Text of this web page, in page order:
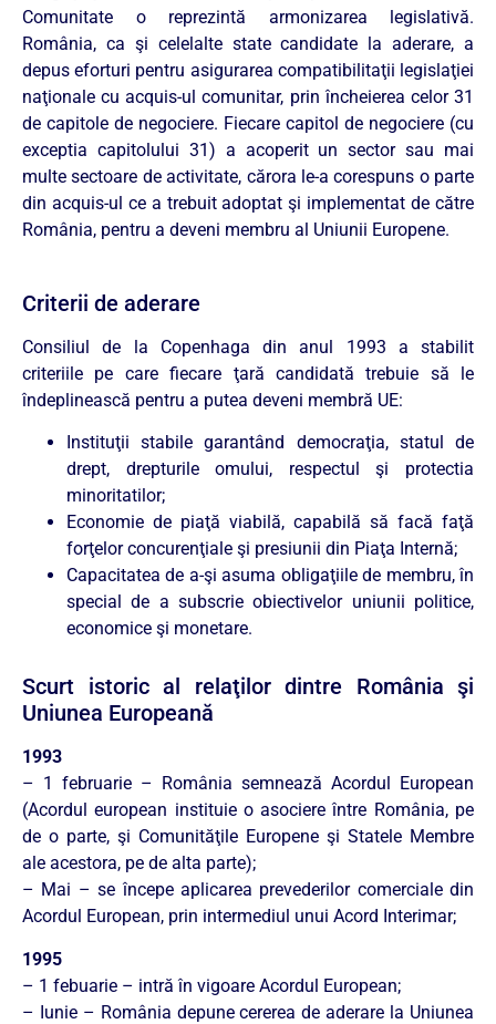
Comunitate o reprezintă armonizarea legislativă.
România, ca şi celelalte state candidate la aderare, a
depus eforturi pentru asigurarea compatibilitaţii legislaţiei
naţionale cu acquis-ul comunitar, prin încheierea celor 31
de capitole de negociere. Fiecare capitol de negociere (cu
exceptia capitolului 31) a acoperit un sector sau mai
multe sectoare de activitate, cărora le-a corespuns o parte
din acquis-ul ce a trebuit adoptat şi implementat de către
România, pentru a deveni membru al Uniunii Europene.
Criterii de aderare
Consiliul de la Copenhaga din anul 1993 a stabilit
criteriile pe care fiecare ţară candidată trebuie să le
îndeplinească pentru a putea deveni membră UE:
Instituţii stabile garantând democraţia, statul de
drept, drepturile omului, respectul şi protectia
minoritatilor;
Economie de piaţă viabilă, capabilă să facă faţă
forţelor concurenţiale şi presiunii din Piaţa Internă;
Capacitatea de a-şi asuma obligaţiile de membru, în
special de a subscrie obiectivelor uniunii politice,
economice şi monetare.
Scurt istoric al relaţilor dintre România şi
Uniunea Europeană
1993
– 1 februarie – România semnează Acordul European
(Acordul european instituie o asociere între România, pe
de o parte, şi Comunităţile Europene şi Statele Membre
ale acestora, pe de alta parte);
– Mai – se începe aplicarea prevederilor comerciale din
Acordul European, prin intermediul unui Acord Interimar;
1995
– 1 febuarie – intră în vigoare Acordul European;
– Iunie – România depune cererea de aderare la Uniunea